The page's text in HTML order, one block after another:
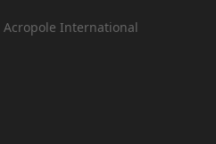
Acropole International